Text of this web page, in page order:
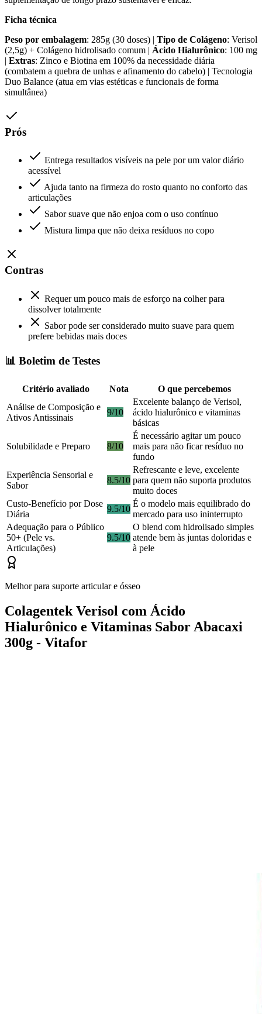
Ficha técnica
Peso por embalagem: 285g (30 doses) | Tipo de Colágeno: Verisol
(2,5g) + Colágeno hidrolisado comum | Ácido Hialurônico: 100 mg
| Extras: Zinco e Biotina em 100% da necessidade diária
(combatem a quebra de unhas e afinamento do cabelo) | Tecnologia
Duo Balance (atua em vias estéticas e funcionais de forma
simultânea)
Prós
Entrega resultados visíveis na pele por um valor diário
acessível
Ajuda tanto na firmeza do rosto quanto no conforto das
articulações
Sabor suave que não enjoa com o uso contínuo
Mistura limpa que não deixa resíduos no copo
Contras
Requer um pouco mais de esforço na colher para
dissolver totalmente
Sabor pode ser considerado muito suave para quem
prefere bebidas mais doces
📊 Boletim de Testes
Critério avaliado Nota
O que percebemos
Análise de Composição e
Ativos Antissinais
9/10
Excelente balanço de Verisol,
ácido hialurônico e vitaminas
básicas
Solubilidade e Preparo 8/10
É necessário agitar um pouco
mais para não ficar resíduo no
fundo
Experiência Sensorial e
Sabor
8.5/10
Refrescante e leve, excelente
para quem não suporta produtos
muito doces
Custo-Benefício por Dose
Diária
9.5/10
É o modelo mais equilibrado do
mercado para uso ininterrupto
Adequação para o Público
50+ (Pele vs.
Articulações)
9.5/10
O blend com hidrolisado simples
atende bem às juntas doloridas e
à pele
Melhor para suporte articular e ósseo
Colagentek Verisol com Ácido
Hialurônico e Vitaminas Sabor Abacaxi
300g - Vitafor